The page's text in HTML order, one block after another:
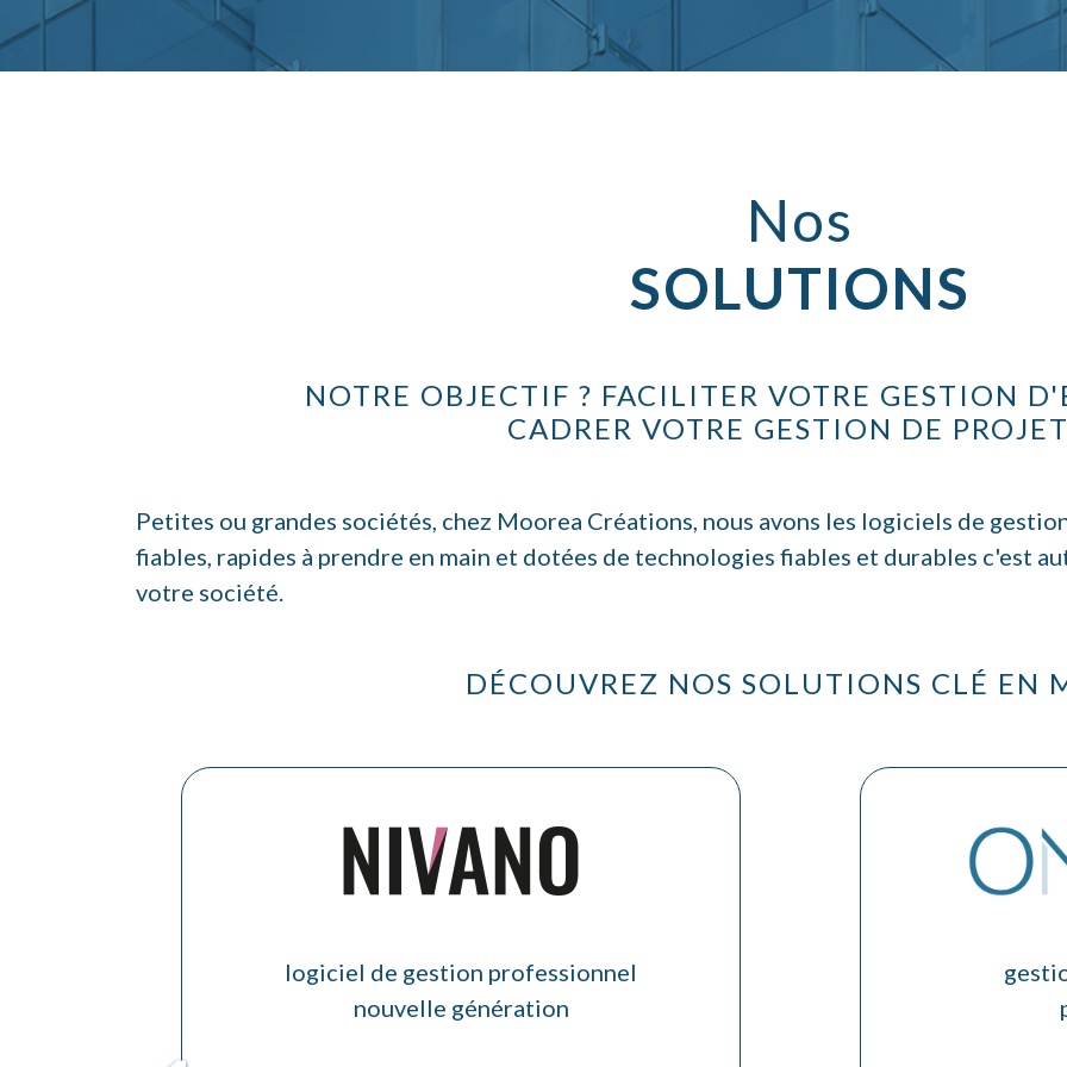
Nos
SOLUTIONS
NOTRE OBJECTIF ? FACILITER VOTRE GESTION
CADRER VOTRE GESTION DE
Petites ou grandes sociétés, chez Moorea Créations, nous avons les logiciels de
fiables, rapides à prendre en main et dotées de technologies fiables et durables c'est
votre société.
DÉCOUVREZ NOS SOLUTIONS CLÉ EN
logiciel de gestion professionnel
nouvelle génération